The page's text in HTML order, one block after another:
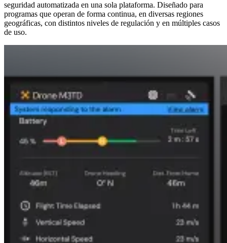
seguridad automatizada en una sola plataforma. Diseñado para
programas que operan de forma continua, en diversas regiones
geográficas, con distintos niveles de regulación y en múltiples casos
de uso.